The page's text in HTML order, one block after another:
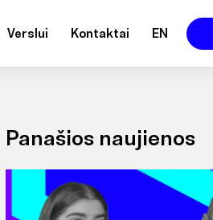
Verslui Kontaktai EN
Panašios naujienos